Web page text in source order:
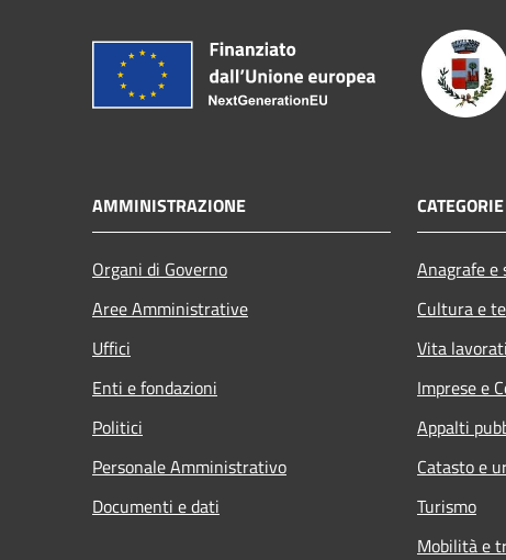
AMMINISTRAZIONE
Organi di Governo
Aree Amministrative
Uffici
Enti e fondazioni
Politici
Personale Amministrativo
Documenti e dati
Anagrafe
Cultura e
Vita
Imprese e
Appalti
Catasto e
Turismo
Mobilità e